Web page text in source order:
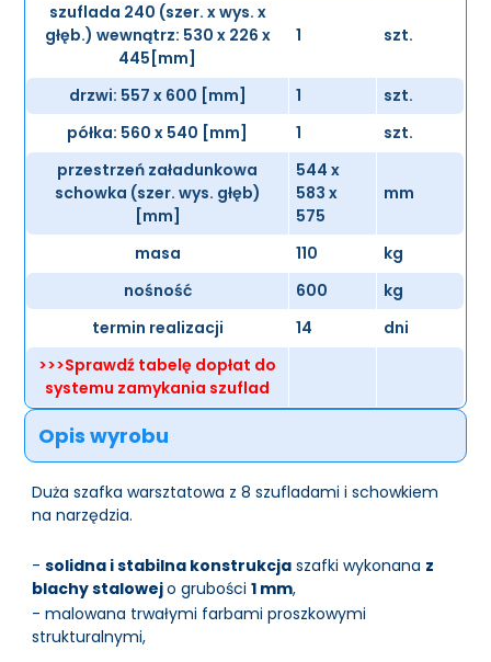
szuflada 240 (szer. x wys. x
głęb.) wewnątrz: 530 x 226 x
445[mm]
1 szt.
drzwi: 557 x 600 [mm] 1
szt.
półka: 560 x 540 [mm]
1
szt.
przestrzeń załadunkowa
schowka (szer. wys. głęb)
[mm]
544 x
583 x
575
mm
masa 110
kg
nośność
600
kg
termin realizacji
14
dni
>>>Sprawdź tabelę dopłat do
systemu zamykania szuflad
Opis wyrobu
Duża szafka warsztatowa z 8 szufladami i schowkiem
na narzędzia.
-solidna i stabilna konstrukcja szafki wykonana z
blachy stalowejo grubości1 mm,
- malowana trwałymi farbami proszkowymi
strukturalnymi,